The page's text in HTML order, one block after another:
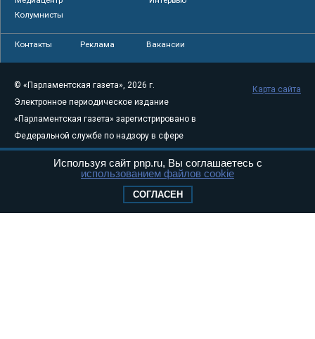
Колумнисты
Контакты Реклама Вакансии
© «Парламентская газета», 2026 г.
Электронное периодическое издание
«Парламентская газета» зарегистрировано в
Федеральной службе по надзору в сфере
связи, информационных технологий и
массовых коммуникаций (Роскомнадзор) 05
Свидетельство о регистрации Эл № ФС77-
Карта сайта
Используя сайт pnp.ru, Вы соглашаетесь с
использованием файлов cookie
СОГЛАСЕН